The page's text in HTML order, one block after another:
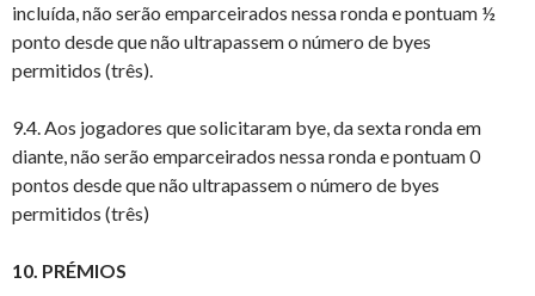
incluída, não serão emparceirados nessa ronda e pontuam ½
ponto desde que não ultrapassem o número de byes
permitidos (três).
9.4. Aos jogadores que solicitaram bye, da sexta ronda em
diante, não serão emparceirados nessa ronda e pontuam 0
pontos desde que não ultrapassem o número de byes
permitidos (três)
10. PRÉMIOS